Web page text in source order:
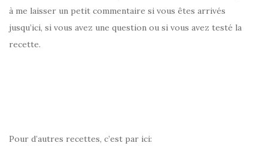
à me laisser un petit commentaire si vous êtes arrivés
jusqu’ici, si vous avez une question ou si vous avez testé la
recette.
Pour d’autres recettes, c’est par ici: